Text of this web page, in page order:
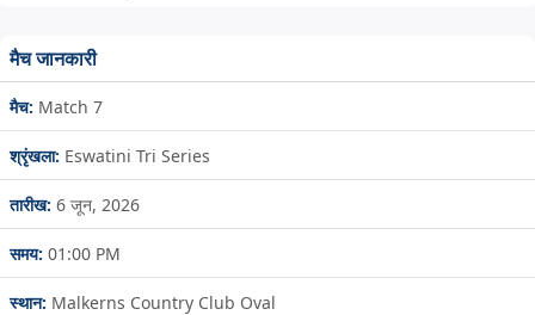
मैच जानकारी
मैच: Match 7
श्रृंखला: Eswatini Tri Series
तारीख: 6 जून, 2026
समय: 01:00 PM
स्थान: Malkerns Country Club Oval